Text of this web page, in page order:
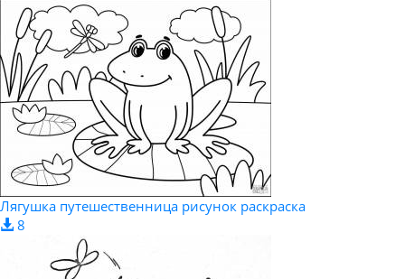
Лягушка путешественница рисунок раскраска
8